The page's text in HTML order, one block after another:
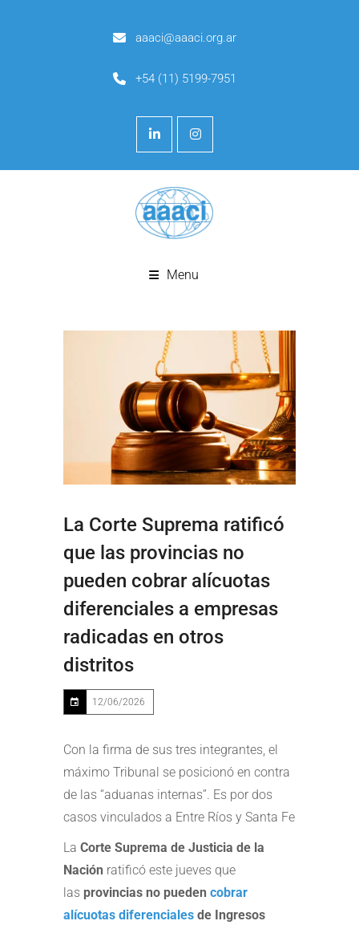
aaaci@aaaci.org.ar
+54 (11) 5199-7951
Menu
La Corte Suprema ratificó
que las provincias no
pueden cobrar alícuotas
diferenciales a empresas
radicadas en otros
distritos
12/06/2026
Con la firma de sus tres integrantes, el
máximo Tribunal se posicionó en contra
de las “aduanas internas”. Es por dos
casos vinculados a Entre Ríos y Santa Fe
La Corte Suprema de Justicia de la
Nación ratificó este jueves que
las provincias no pueden cobrar
alícuotas diferenciales de Ingresos